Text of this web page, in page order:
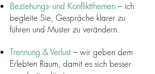
Beziehungs- und Konfliktthemen – ich
begleite Sie, Gespräche klarer zu
führen und Muster zu verändern.
Trennung & Verlust – wir geben dem
Erlebten Raum, damit es sich besser